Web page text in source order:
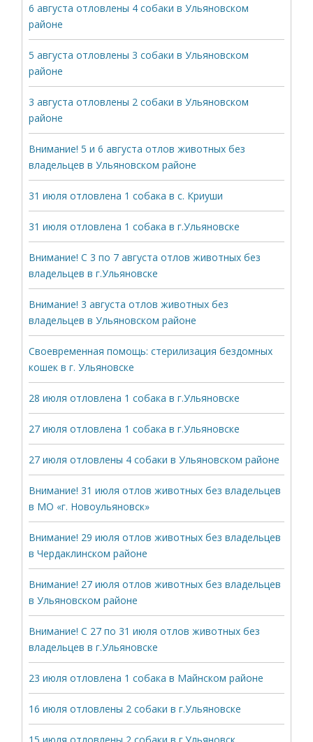
6 августа отловлены 4 собаки в Ульяновском
районе
5 августа отловлены 3 собаки в Ульяновском
районе
3 августа отловлены 2 собаки в Ульяновском
районе
Внимание! 5 и 6 августа отлов животных без
владельцев в Ульяновском районе
31 июля отловлена 1 собака в с. Криуши
31 июля отловлена 1 собака в г.Ульяновске
Внимание! С 3 по 7 августа отлов животных без
владельцев в г.Ульяновске
Внимание! 3 августа отлов животных без
владельцев в Ульяновском районе
Своевременная помощь: стерилизация бездомных
кошек в г. Ульяновске
28 июля отловлена 1 собака в г.Ульяновске
27 июля отловлена 1 собака в г.Ульяновске
27 июля отловлены 4 собаки в Ульяновском районе
Внимание! 31 июля отлов животных без владельцев
в МО «г. Новоульяновск»
Внимание! 29 июля отлов животных без владельцев
в Чердаклинском районе
Внимание! 27 июля отлов животных без владельцев
в Ульяновском районе
Внимание! С 27 по 31 июля отлов животных без
владельцев в г.Ульяновске
23 июля отловлена 1 собака в Майнском районе
16 июля отловлены 2 собаки в г.Ульяновске
15 июля отловлены 2 собаки в г.Ульяновск